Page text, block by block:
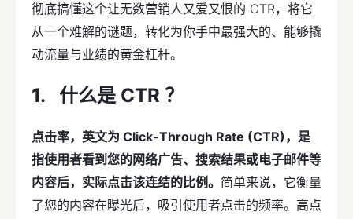
彻底搞懂这个让无数营销人又爱又恨的 CTR，将它
从一个难解的谜题，转化为你手中最强大的、能够撬
动流量与业绩的黄金杠杆。
什么是 CTR ？
点击率，英文为 Click-Through Rate (CTR)，是
指使用者看到您的网络广告、搜索结果或电子邮件等
内容后，实际点击该连结的比例。 简单来说，它衡量
了您的内容在曝光后，吸引使用者点击的频率。高点